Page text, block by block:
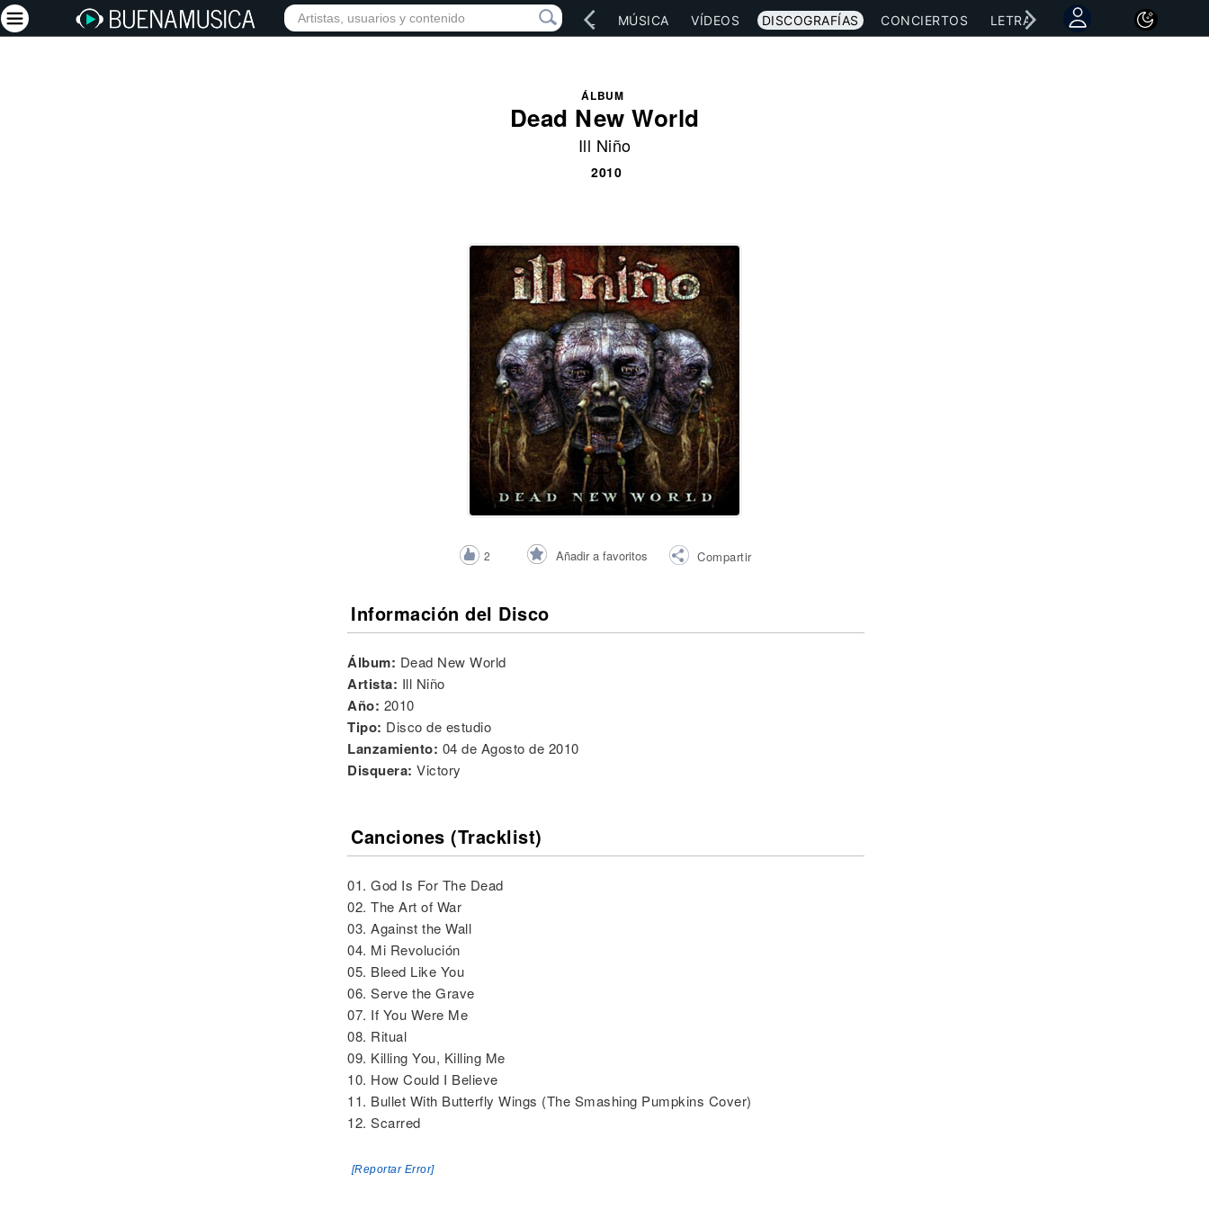
INICIO ARTISTAS RED SOCIAL MÚSICA VÍDEOS DISCOGRAFÍAS CONCIERTOS LETRAS NOTICIAS
ÁLBUM
Dead New World
Ill Niño
2010
2 Añadir a favoritos Compartir
Información del Disco
Álbum: Dead New World
Artista: Ill Niño
Año: 2010
Tipo: Disco de estudio
Lanzamiento: 04 de Agosto de 2010
Disquera:Victory
Canciones (Tracklist)
01. God Is For The Dead
02. The Art of War
03. Against the Wall
04. Mi Revolución
05. Bleed Like You
06. Serve the Grave
07. If You Were Me
08. Ritual
09. Killing You, Killing Me
10. How Could I Believe
11. Bullet With Butterfly Wings (The Smashing Pumpkins Cover)
12. Scarred
[Reportar Error]